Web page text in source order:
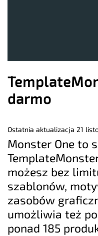
darmo
Ostatnia aktualizacja 21
Monster One to
możesz bez
szablonów,
zasobów
umożliwia też
ponad 185